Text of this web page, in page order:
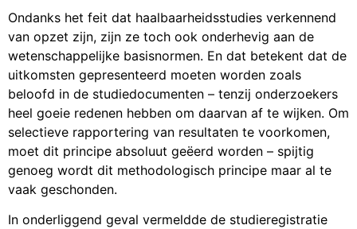
Ondanks het feit dat haalbaarheidsstudies verkennend
van opzet zijn, zijn ze toch ook onderhevig aan de
wetenschappelijke basisnormen. En dat betekent dat de
uitkomsten gepresenteerd moeten worden zoals
beloofd in de studiedocumenten – tenzij onderzoekers
heel goeie redenen hebben om daarvan af te wijken. Om
selectieve rapportering van resultaten te voorkomen,
moet dit principe absoluut geëerd worden – spijtig
genoeg wordt dit methodologisch principe maar al te
vaak geschonden.
In onderliggend geval vermeldde de studieregistratie